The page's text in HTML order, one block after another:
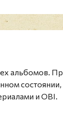
альбомов.
и OBI.